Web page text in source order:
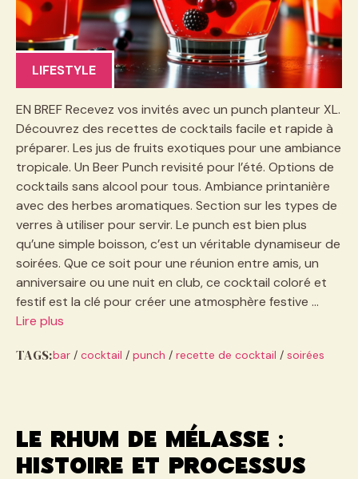
LIFESTYLE
EN BREF Recevez vos invités avec un punch planteur XL.
Découvrez des recettes de cocktails facile et rapide à
préparer. Les jus de fruits exotiques pour une ambiance
tropicale. Un Beer Punch revisité pour l’été. Options de
cocktails sans alcool pour tous. Ambiance printanière
avec des herbes aromatiques. Section sur les types de
verres à utiliser pour servir. Le punch est bien plus
qu’une simple boisson, c’est un véritable dynamiseur de
soirées. Que ce soit pour une réunion entre amis, un
anniversaire ou une nuit en club, ce cocktail coloré et
festif est la clé pour créer une atmosphère festive …
Lire plus
TAGS:bar/ cocktail / punch / recette de cocktail / soirées
Le rhum de mélasse :
histoire et processus